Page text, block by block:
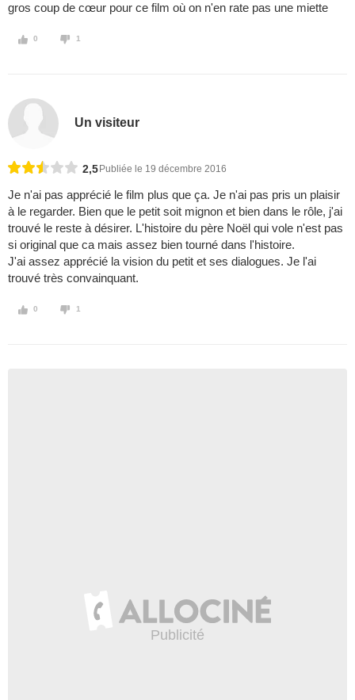
gros coup de cœur pour ce film où on n'en rate pas une miette
0 1
Un visiteur
2,5 Publiée le 19 décembre 2016
Je n'ai pas apprécié le film plus que ça. Je n'ai pas pris un plaisir
à le regarder. Bien que le petit soit mignon et bien dans le rôle, j'ai
trouvé le reste à désirer. L'histoire du père Noël qui vole n'est pas
si original que ca mais assez bien tourné dans l'histoire.
J'ai assez apprécié la vision du petit et ses dialogues. Je l'ai
trouvé très convainquant.
0 1